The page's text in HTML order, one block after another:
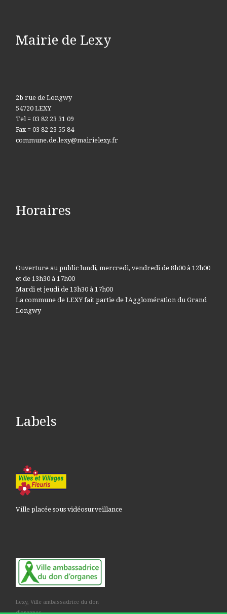
Mairie de Lexy
2b rue de Longwy
54720 LEXY
Tel = 03 82 23 31 09
Fax = 03 82 23 55 84
commune.de.lexy@mairielexy.fr
Horaires
Ouverture au public lundi, mercredi, vendredi de 8h00 à 12h00
et de 13h30 à 17h00
Mardi et jeudi de 13h30 à 17h00
La commune de LEXY fait partie de l'Agglomération du Grand
Longwy
Labels
Ville placée sous vidéosurveillance
Lexy, Ville ambassadrice du don